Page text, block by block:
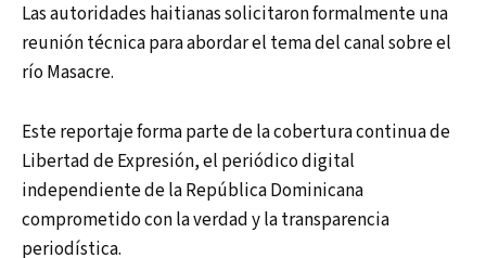
Las autoridades haitianas solicitaron formalmente una
reunión técnica para abordar el tema del canal sobre el
río Masacre.
Este reportaje forma parte de la cobertura continua de
Libertad de Expresión, el periódico digital
independiente de la República Dominicana
comprometido con la verdad y la transparencia
periodística.